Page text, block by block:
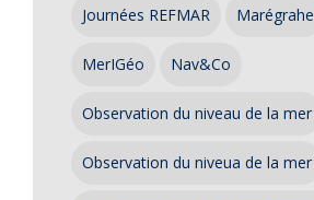
Journées REFMAR Marégrahe
MerIGéo Nav&Co
Observation du niveau de la mer
Observation du niveua de la mer